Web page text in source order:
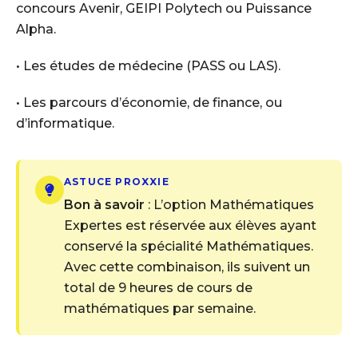
concours Avenir, GEIPI Polytech ou Puissance
Alpha.
• Les études de médecine (PASS ou LAS).
• Les parcours d’économie, de finance, ou
d’informatique.
ASTUCE PROXXIE
Bon à savoir : L’option Mathématiques
Expertes est réservée aux élèves ayant
conservé la spécialité Mathématiques.
Avec cette combinaison, ils suivent un
total de 9 heures de cours de
mathématiques par semaine.